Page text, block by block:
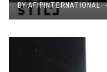
BYAFIPINTERNATIONAL